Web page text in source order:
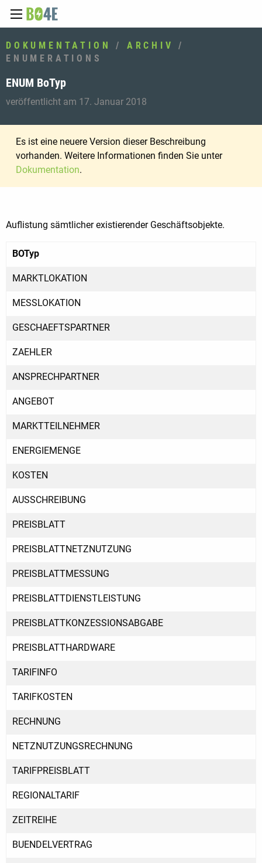
DOKUMENTATION / ARCHIV
/
ENUMERATIONS
ENUM BoTyp
veröffentlicht am 17. Januar 2018
Es ist eine neuere Version dieser Beschreibung
vorhanden. Weitere Informationen finden Sie unter
Dokumentation.
Auflistung sämtlicher existierender Geschäftsobjekte.
BOTyp
MARKTLOKATION
MESSLOKATION
GESCHAEFTSPARTNER
ZAEHLER
ANSPRECHPARTNER
ANGEBOT
MARKTTEILNEHMER
ENERGIEMENGE
KOSTEN
AUSSCHREIBUNG
PREISBLATT
PREISBLATTNETZNUTZUNG
PREISBLATTMESSUNG
PREISBLATTDIENSTLEISTUNG
PREISBLATTKONZESSIONSABGABE
PREISBLATTHARDWARE
TARIFINFO
TARIFKOSTEN
RECHNUNG
NETZNUTZUNGSRECHNUNG
TARIFPREISBLATT
REGIONALTARIF
ZEITREIHE
BUENDELVERTRAG